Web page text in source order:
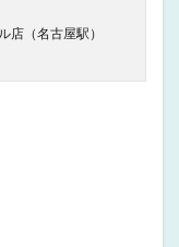
（名古屋駅）